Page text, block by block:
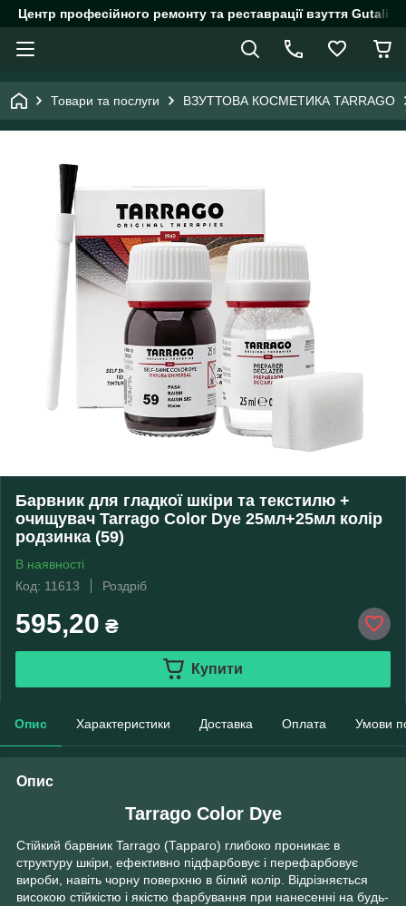
Центр професійного ремонту та реставрації взуття
Товари та послуги ВЗУТТОВА КОСМЕТИКА TARRAGO
Барвник для гладкої шкіри та текстилю +
очищувач Tarrago Color Dye 25мл+25мл колір
родзинка (59)
В наявності
Код: 11613
Роздріб
595,20 ₴
Купити
Опис Характеристики Доставка Оплата Умови
Опис
Tarrago Color Dye
Стійкий барвник Tarrago (Тарраго) глибоко проникає в
структуру шкіри, ефективно підфарбовує і перефарбовує
вироби, навіть чорну поверхню в білий колір. Відрізняється
високою стійкістю і якістю фарбування при нанесенні на будь-